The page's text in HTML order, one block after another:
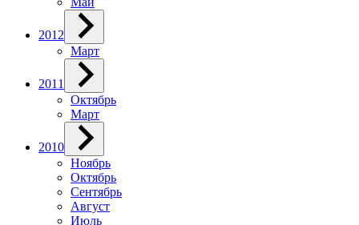
2012
Март
2011
Октябрь
Март
2010
Ноябрь
Октябрь
Сентябрь
Август
Июль